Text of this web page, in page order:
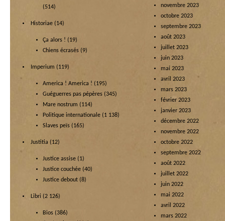
(514)
Historiae (14)
Ça alors ! (19)
Chiens écrasés (9)
Imperium (119)
America ! America ! (195)
Guéguerres pas pépères (345)
Mare nostrum (114)
Politique internationale (1 138)
Slaves peïs (165)
Justitia (12)
Justice assise (1)
Justice couchée (40)
Justice debout (8)
Libri (2 126)
Bios (386)
novembre 2023
octobre 2023
septembre 2023
août 2023
juillet 2023
juin 2023
mai 2023
avril 2023
mars 2023
février 2023
janvier 2023
décembre 2022
novembre 2022
octobre 2022
septembre 2022
août 2022
juillet 2022
juin 2022
mai 2022
avril 2022
mars 2022